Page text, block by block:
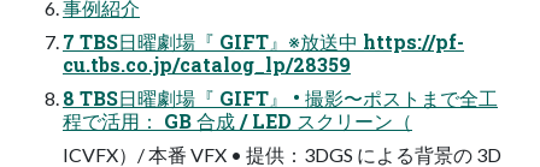
事例紹介
7 TBS日曜劇場『 GIFT』※放送中 https://pf-
cu.tbs.co.jp/catalog_lp/28359
8 TBS日曜劇場『 GIFT』 • 撮影〜ポストまで全工
程で活用： GB 合成 / LED スクリーン（
ICVFX）/ 本番 VFX • 提供：3DGS による背景の 3D